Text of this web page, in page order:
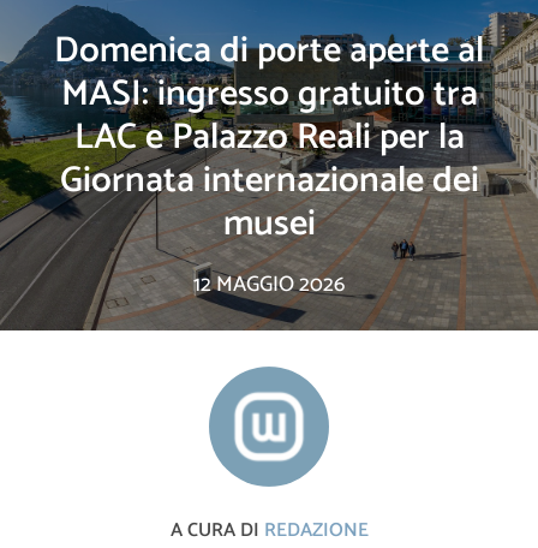
Domenica di porte aperte al
MASI: ingresso gratuito tra
LAC e Palazzo Reali per la
Giornata internazionale dei
musei
12 MAGGIO 2026
A CURA DI REDAZIONE